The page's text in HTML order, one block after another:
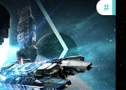
#